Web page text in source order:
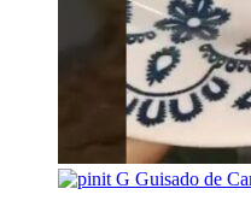
G Guisado de